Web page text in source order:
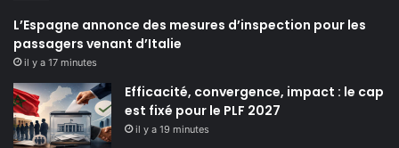
L’Espagne annonce des mesures d’inspection pour les
passagers venant d’Italie
il y a 17 minutes
Efficacité, convergence, impact : le cap
est fixé pour le PLF 2027
il y a 19 minutes